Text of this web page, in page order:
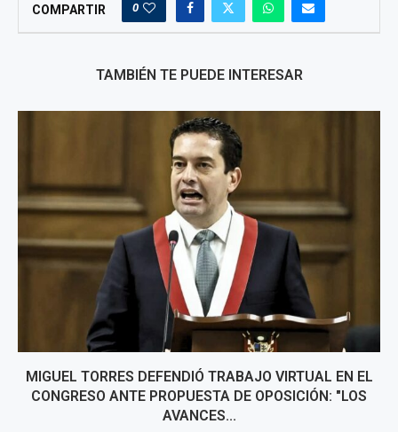
COMPARTIR 0
TAMBIÉN TE PUEDE INTERESAR
MIGUEL TORRES DEFENDIÓ TRABAJO VIRTUAL EN EL
CONGRESO ANTE PROPUESTA DE OPOSICIÓN: "LOS
AVANCES...